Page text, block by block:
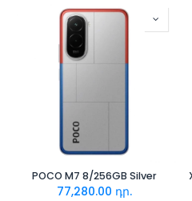
POCO M7 8/256GB Silver
77,280.00 դր.